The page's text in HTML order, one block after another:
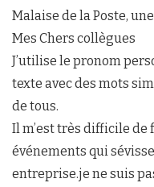
Malaise de la Poste,
Mes Chers collègues
J’utilise le pronom
texte avec des mots
de tous.
Il m’est très difficile
événements qui
entreprise.je ne suis